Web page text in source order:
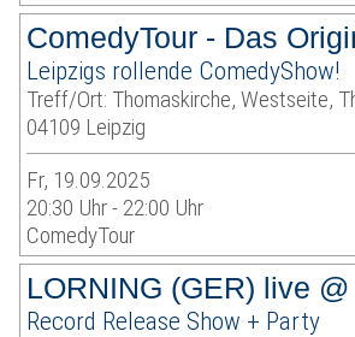
ComedyTour - Das
Leipzigs rollende ComedyShow!
Treff/Ort: Thomaskirche, Westseite,
04109 Leipzig
Fr, 19.09.2025
20:30 Uhr - 22:00 Uhr
ComedyTour
LORNING (GER) live
Record Release Show + Party